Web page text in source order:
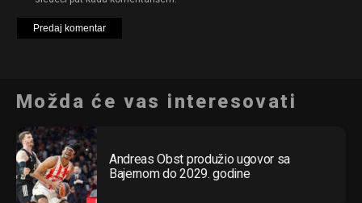
Možda će vas interesovati
Andreas Obst produžio ugovor sa
Bajernom do 2029. godine